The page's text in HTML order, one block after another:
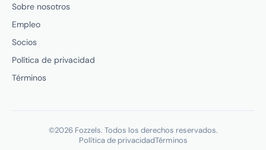
Sobre nosotros
Empleo
Socios
Política de privacidad
Términos
©2026 Fozzels. Todos los derechos reservados.
Política de privacidadTérminos